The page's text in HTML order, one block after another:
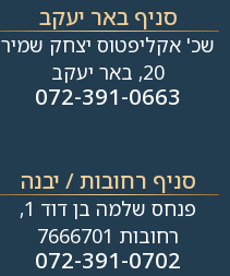
סניף באר יעקב
שכ' אקליפטוס יצחק שמיר
20, באר יעקב
072-391-0663
סניף רחובות / יבנה​
פנחס שלמה בן דוד 1,
רחובות 7666701
072-391-0702